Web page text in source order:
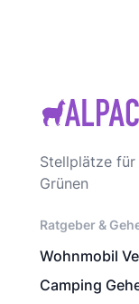
Stellplätze für
Grünen
Ratgeber &
Wohnmobil
Camping